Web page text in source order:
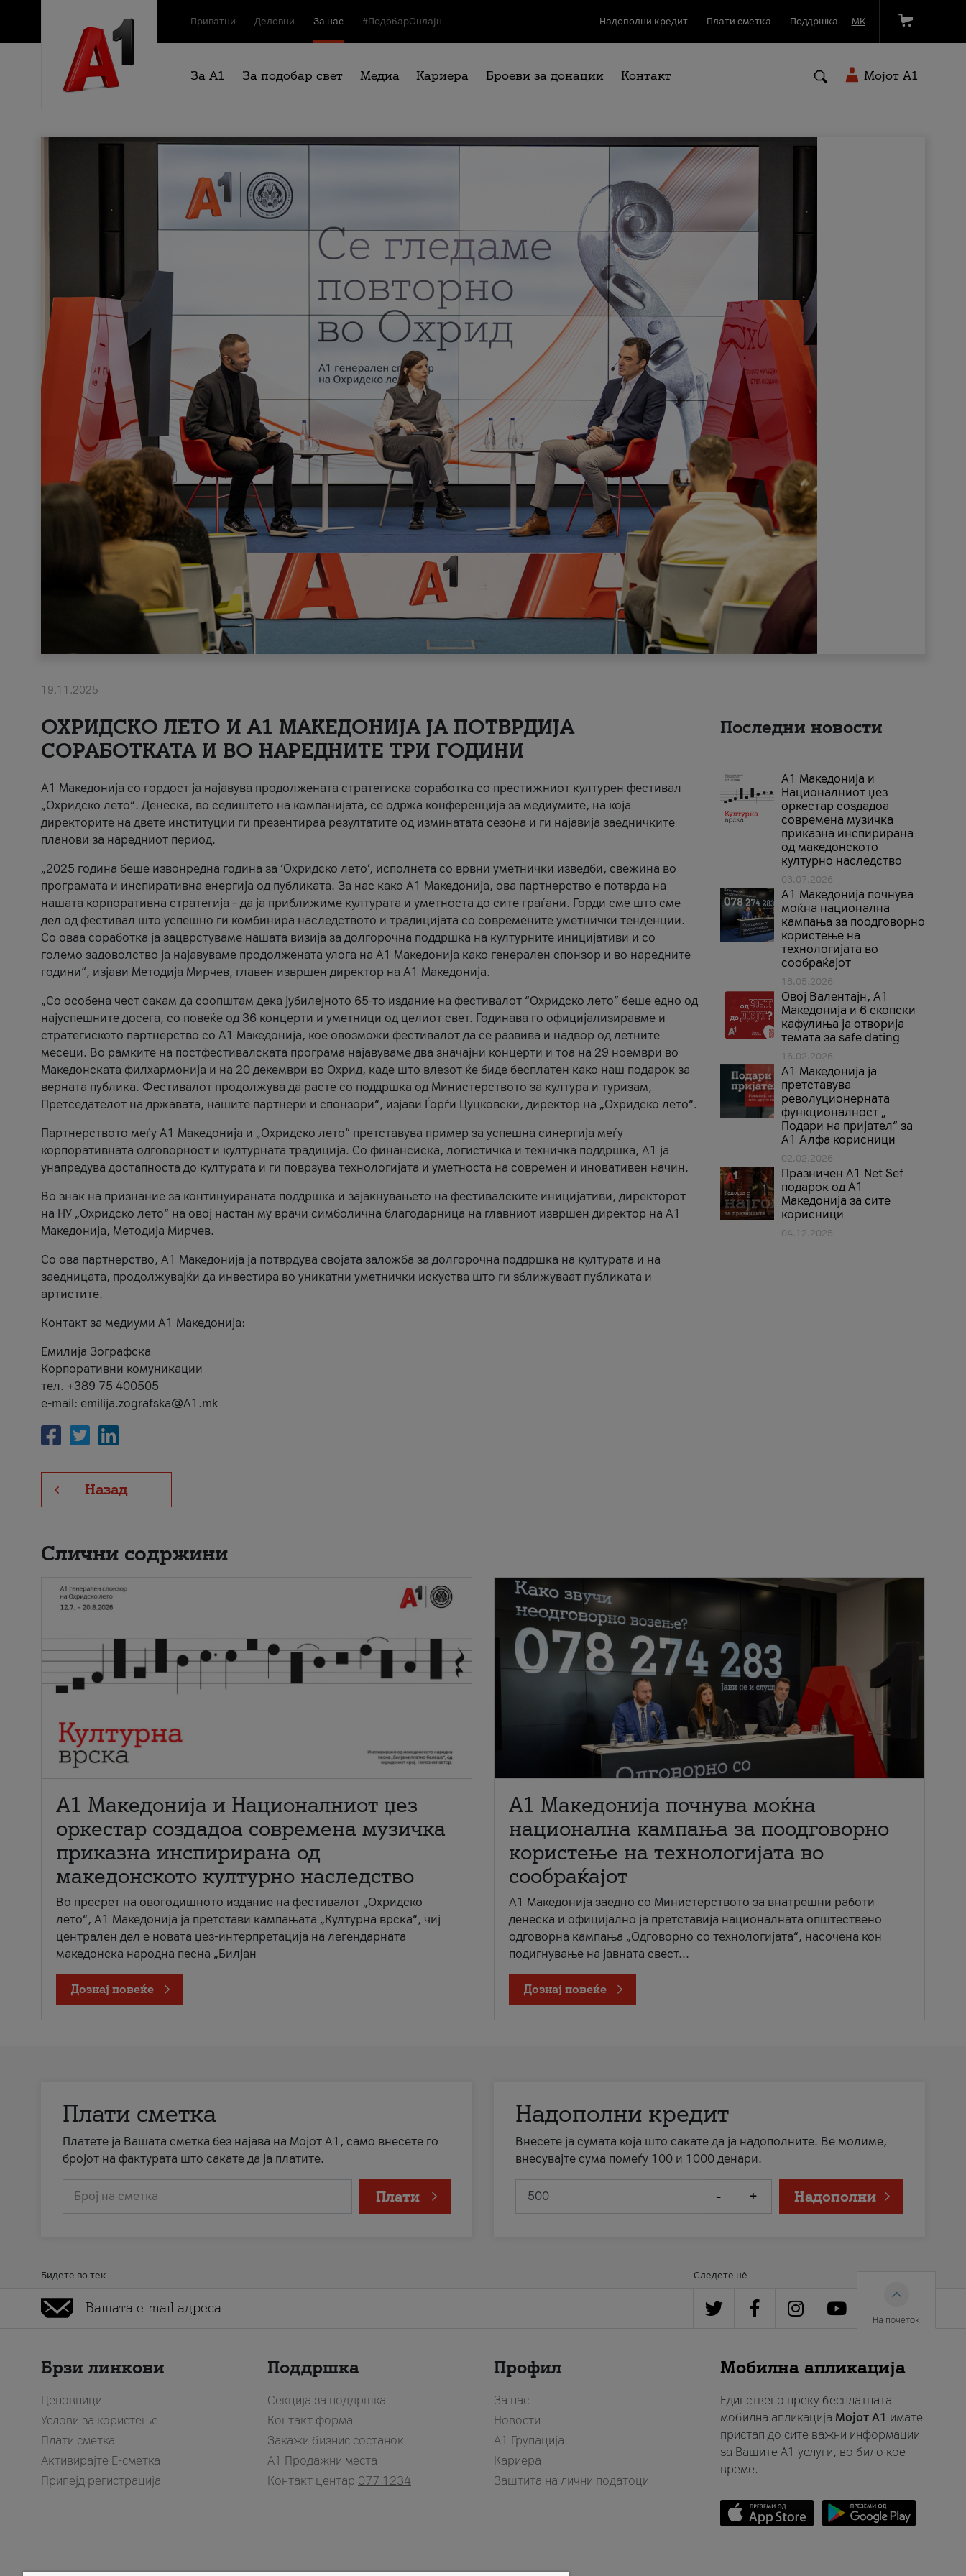
Приватни Деловни За нас #ПодобарОнлајн Надополни кредит Плати сметка Поддршка МК
За А1 За подобар свет Медиа Кариера Броеви за донации Контакт Мојот A1
19.11.2025
ОХРИДСКО ЛЕТО И A1 МАКЕДОНИЈА ЈА ПОТВРДИЈА
СОРАБОТКАТА И ВО НАРЕДНИТЕ ТРИ ГОДИНИ
A1 Македонија со гордост ја најавува продолжената стратегиска соработка со престижниот културен фестивал
„Охридско лето“. Денеска, во седиштето на компанијата, се одржа конференција за медиумите, на која
директорите на двете институции ги презентираа резултатите од изминатата сезона и ги најавија заедничките
планови за наредниот период.
„2025 година беше извонредна година за ‘Охридско лето’, исполнета со врвни уметнички изведби, свежина во
програмата и инспиративна енергија од публиката. За нас како A1 Македонија, ова партнерство е потврда на
нашата корпоративна стратегија – да ја приближиме културата и уметноста до сите граѓани. Горди сме што сме
дел од фестивал што успешно ги комбинира наследството и традицијата со современите уметнички тенденции.
Со оваа соработка ја зацврстуваме нашата визија за долгорочна поддршка на културните иницијативи и со
големо задоволство ја најавуваме продолжената улога на A1 Македонија како генерален спонзор и во наредните
години“, изјави Методија Мирчев, главен извршен директор на A1 Македонија.
„Со особена чест сакам да соопштам дека јубилејното 65-то издание на фестивалот “Охридско лето” беше едно од
најуспешните досега, со повеќе од 36 концерти и уметници од целиот свет. Годинава го официјализиравме и
стратегиското партнерство со А1 Македонија, кое овозможи фестивалот да се развива и надвор од летните
месеци. Во рамките на постфестивалската програма најавуваме два значајни концерти и тоа на 29 ноември во
Македонската филхармонија и на 20 декември во Охрид, каде што влезот ќе биде бесплатен како наш подарок за
верната публика. Фестивалот продолжува да расте со поддршка од Министерството за култура и туризам,
Претседателот на државата, нашите партнери и спонзори“, изјави Ѓорѓи Цуцковски, директор на „Охридско лето“.
Партнерството меѓу A1 Македонија и „Охридско лето“ претставува пример за успешна синергија меѓу
корпоративната одговорност и културната традиција. Со финансиска, логистичка и техничка поддршка, A1 ја
унапредува достапноста до културата и ги поврзува технологијата и уметноста на современ и иновативен начин.
Во знак на признание за континуираната поддршка и зајакнувањето на фестивалските иницијативи, директорот
на НУ „Охридско лето“ на овој настан му врачи симболична благодарница на главниот извршен директор на A1
Македонија, Методија Мирчев.
Со ова партнерство, A1 Македонија ја потврдува својата заложба за долгорочна поддршка на културата и на
заедницата, продолжувајќи да инвестира во уникатни уметнички искуства што ги зближуваат публиката и
артистите.
Контакт за медиуми А1 Македонија:
Емилија Зографска
Корпоративни комуникации
тел. +389 75 400505
e-mail: emilija.zografska@A1.mk
Назад
Последни новости
А1 Македонија и
Националниот џез
оркестар создадоа
современа музичка
приказна инспирирана
од македонското
културно наследство
03.07.2026
A1 Македонија почнува
моќна национална
кампања за поодговорно
користење на
технологијата во
сообраќајот
18.05.2026
Овој Валентајн, A1
Македонија и 6 скопски
кафулиња ја отворија
темата за safe dating
16.02.2026
А1 Македонија ја
претставува
револуционерната
функционалност „
Подари на пријател“ за
А1 Алфа корисници
02.02.2026
Празничен A1 Net Sеf
подарок од А1
Македонија за сите
корисници
04.12.2025
Слични содржини
А1 Македонија и Националниот џез
оркестар создадоа современа музичка
приказна инспирирана од
македонското културно наследство
Во пресрет на овогодишното издание на фестивалот „Охридско
лето“, А1 Македонија ја претстави кампањата „Културна врска“, чиј
централен дел е новата џез-интерпретација на легендарната
македонска народна песна „Билјан
Дознај повеќе
A1 Македонија почнува моќна
национална кампања за поодговорно
користење на технологијата во
сообраќајот
A1 Македонија заедно со Министерството за внатрешни работи
денеска и официјално ја претставија националната општествено
одговорна кампања „Одговорно со технологијата“, насочена кон
подигнување на јавната свест...
Дознај повеќе
Плати сметка
Платете ја Вашата сметка без најава на Мојот А1, само внесете го
бројот на фактурата што сакате да ја платите.
Број на сметка Плати
Надополни кредит
Внесете ја сумата која што сакате да ја надополните. Ве молиме,
внесувајте сума помеѓу 100 и 1000 денари.
- + Надополни
Бидете во тек Следете нè
На почеток
Брзи линкови
Ценовници
Услови за користење
Плати сметка
Активирајте Е-сметка
Припејд регистрација
Поддршка
Секција за поддршка
Контакт форма
Закажи бизнис состанок
A1 Продажни места
Контакт центар 077 1234
Профил
За нас
Новости
А1 Групација
Кариера
Заштита на лични податоци
Мобилна апликација
Единствено преку бесплатната
мобилна апликација Мојот A1 имате
пристап до сите важни информации
за Вашите A1 услуги, во било кое
време.